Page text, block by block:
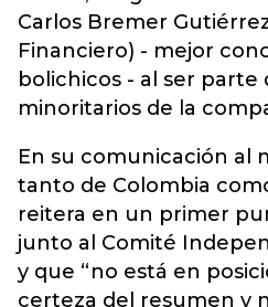
Carlos Bremer
Financiero) - mejor
bolichicos - al ser parte
minoritarios de la
En su comunicación al
tanto de Colombia
reitera en un primer
junto al Comité
y que “no está en
certeza del resumen y